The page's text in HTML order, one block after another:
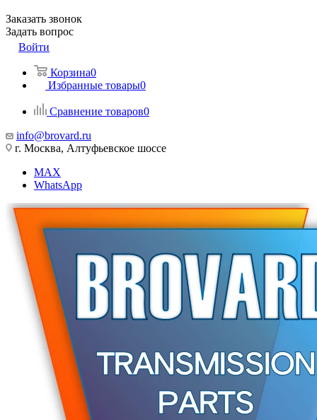
Заказать звонок
Задать вопрос
Войти
Корзина0
Избранные товары0
Сравнение товаров0
info@brovard.ru
г. Москва, Алтуфьевское шоссе
MAX
WhatsApp